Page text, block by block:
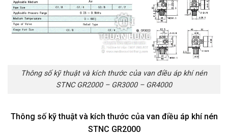
Thông số kỹ thuật và kích thước của van điều áp khí nén
STNC GR2000 – GR3000 – GR4000
Thông số kỹ thuật và kích thước của van điều áp khí nén
STNC GR2000